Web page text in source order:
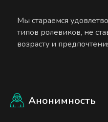
Мы стараемся
типов ролевиков, не
возрасту и
Анонимность